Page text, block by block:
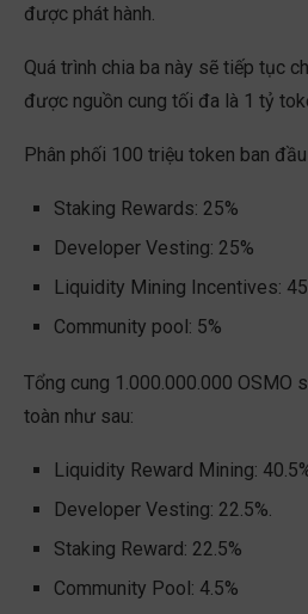
được phát hành.
Quá trình chia ba này sẽ tiếp tục
được nguồn cung tối đa là 1 tỷ
Phân phối 100 triệu token ban
Staking Rewards: 25%
Developer Vesting: 25%
Liquidity Mining Incentives:
Community pool: 5%
Tổng cung 1.000.000.000 OSMO
toàn như sau:
Liquidity Reward Mining:
Developer Vesting: 22.5%.
Staking Reward: 22.5%
Community Pool: 4.5%